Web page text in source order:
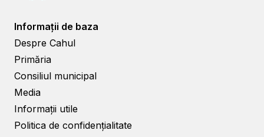
Informații de baza
Despre Cahul
Primăria
Consiliul municipal
Media
Informații utile
Politica de confidențialitate